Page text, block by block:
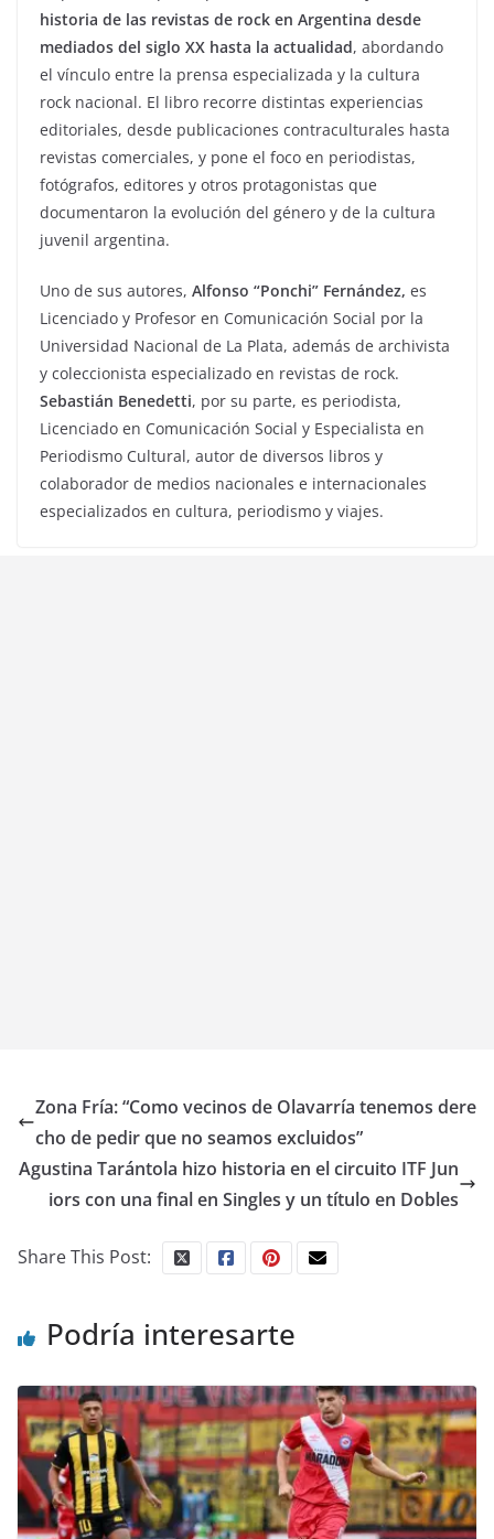
historia de las revistas de rock en Argentina desde
mediados del siglo XX hasta la actualidad, abordando
el vínculo entre la prensa especializada y la cultura
rock nacional. El libro recorre distintas experiencias
editoriales, desde publicaciones contraculturales hasta
revistas comerciales, y pone el foco en periodistas,
fotógrafos, editores y otros protagonistas que
documentaron la evolución del género y de la cultura
juvenil argentina.
Uno de sus autores, Alfonso “Ponchi” Fernández, es
Licenciado y Profesor en Comunicación Social por la
Universidad Nacional de La Plata, además de archivista
y coleccionista especializado en revistas de rock.
Sebastián Benedetti, por su parte, es periodista,
Licenciado en Comunicación Social y Especialista en
Periodismo Cultural, autor de diversos libros y
colaborador de medios nacionales e internacionales
especializados en cultura, periodismo y viajes.
Zona Fría: “Como vecinos de Olavarría tenemos dere
cho de pedir que no seamos excluidos”
Agustina Tarántola hizo historia en el circuito ITF Jun
iors con una final en Singles y un título en Dobles
Share This Post:
Podría interesarte